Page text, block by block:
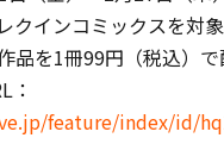
インコミックスを対
品を1冊99円（税込）で
：
feature/index/id/